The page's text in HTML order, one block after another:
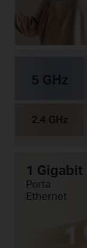
1 Gigabit
Porta
Ethernet
5 GHz
2.4 GHz